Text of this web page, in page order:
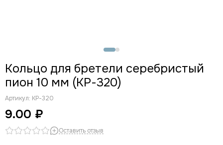
Кольцо для бретели серебристый
пион 10 мм (КР-320)
Артикул: КР-320
9.00 ₽
Оставить отзыв